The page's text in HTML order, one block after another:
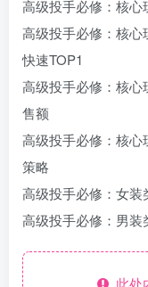
高级投手必修：核
高级投手必修：核
快速TOP1
高级投手必修：核心
售额
高级投手必修：核心
策略
高级投手必修：女
高级投手必修：男
此处